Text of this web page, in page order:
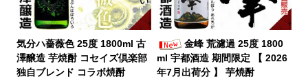
気分ハ薔薇色 25度 1800ml 古
澤醸造 芋焼酎 コセイズ倶楽部
独自ブレンド コラボ焼酎
金峰 荒濾過 25度 1800
ml 宇都酒造 期間限定 【 2026
年7月出荷分 】 芋焼酎